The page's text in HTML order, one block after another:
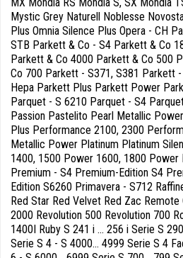
Mystic Grey Naturell Noblesse
Plus Omnia Silence Plus Opera - CH
STB Parkett & Co - S4 Parkett & Co
Parkett & Co 4000 Parkett & Co 500
Co 700 Parkett - S371, S381 Parkett
Hepa Parkett Plus Parkett Power
Parquet - S 6210 Parquet - S4
Passion Pastelito Pearl Metallic
Plus Performance 2100, 2300
Metallic Power Platinum Platinum
1400, 1500 Power 1600, 1800 Power
Premium - S4 Premium-Edition S4
Edition S6260 Primavera - S712
Red Star Red Velvet Red Zac
2000 Revolution 500 Revolution 700
1400I Ruby S 241 i ... 256 i Serie S
Serie S 4 - S 4000... 4999 Serie S 4